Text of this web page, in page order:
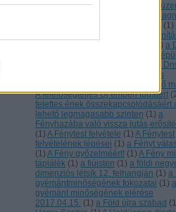
gyümölcs (1) az Ótörök néplélek
Az Úzok 7. leszármazotti ága a
(1)
a bárány
) a
a Dns 13. rétege
a
rétege tartalmazza a fénnyé válás
a fátyol nem létező
A felelőségteljes Új emberi tudatért (
felettes ének összekapcsolódásáért
lehető legmagasabb szinten (1) a
Fényhazába való vissza jutás
(1) A Fénytest felvétele (1) A Fénytest
felvételének lépései (1) a Fényt
(1) A Fény győzelméért! (1) A Fény
táplálék (1) a fiúisten (1) a földi
dimenziós létsík 12. felhangján (1) a
gyémántminőségének fokozatai (1)
gyémánt minőségének elérése
2017.04.15. (1) a Föld újra szabad (1